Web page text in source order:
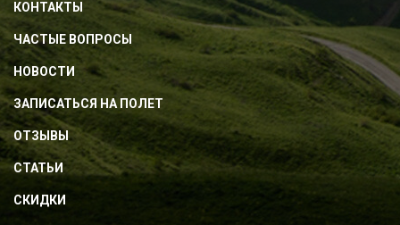
КОНТАКТЫ
ЧАСТЫЕ ВОПРОСЫ
НОВОСТИ
ЗАПИСАТЬСЯ НА ПОЛЕТ
ОТЗЫВЫ
СТАТЬИ
СКИДКИ